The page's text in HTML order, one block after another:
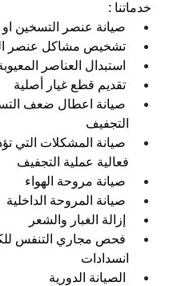
خدماتنا :
صيانة عنصر التسخين او
تشخيص مشاكل عنصر
استبدال العناصر
تقديم قطع غيار أصلية
صيانة اعطال ضعف
التجفيف
صيانة المشكلات التي
فعالية عملية التجفيف
صيانة مروحة الهواء
صيانة المروحة الداخلية
إزالة الغبار والشعر
فحص مجاري التنفس
انسدادات
الصيانة الدورية